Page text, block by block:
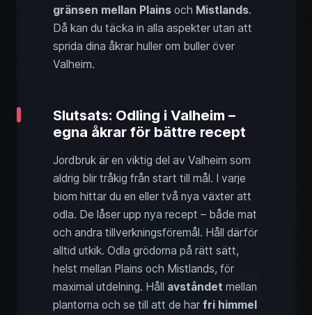
gränsen mellan Plains och Mistlands.
Då kan du täcka in alla aspekter utan att
sprida dina åkrar huller om buller över
Valheim.
Slutsats: Odling i Valheim –
egna åkrar för bättre recept
Jordbruk är en viktig del av Valheim som
aldrig blir tråkig från start till mål. I varje
biom hittar du en eller två nya växter att
odla. De låser upp nya recept – både mat
och andra tillverkningsföremål. Håll därför
alltid utkik. Odla grödorna på rätt sätt,
helst mellan Plains och Mistlands, för
maximal utdelning. Håll avståndet mellan
plantorna och se till att de har fri himmel